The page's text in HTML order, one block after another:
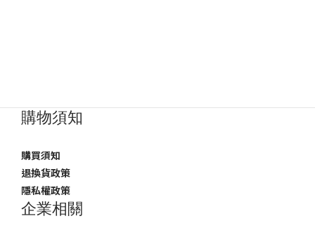
購物須知
購買須知
退換貨政策
隱私權政策
企業相關